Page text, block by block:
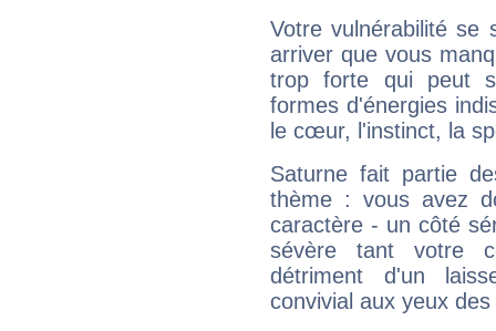
Votre vulnérabilité se
arriver que vous
trop forte qui peut
formes d'énergies
le cœur, l'instinct, la
Saturne fait partie
thème : vous avez
caractère - un côté
sévère tant votre
détriment d'un
convivial aux yeux